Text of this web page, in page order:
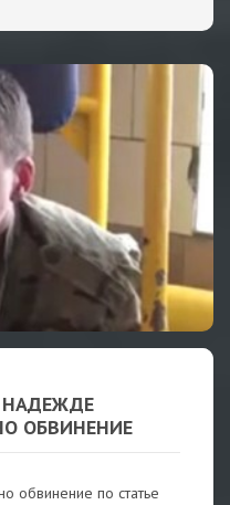
НАДЕЖДЕ
ОБВИНЕНИЕ
обвинение по статье